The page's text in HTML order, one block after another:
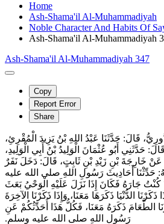
Home
Ash-Shama'il Al-Muhammadiyah
Noble Character And Habits Of
Ash-Shama'il Al-Muhammadiyah
Ash-Shama'il Al-Muhammadiyah 347
Copy
Report Error
Share
قَالَ‏:‏ حَدَّثَنَا عَبْدُ اللهِ بْنُ يَزِيدَ الْمُقْرِئِ،
حَدَّثَنِي أَبُو عُثْمَانَ الْوَلِيدُ بْنُ أَبِي الْوَلِيدِ،
خَارِجَةَ بْنِ زَيْدِ بْنِ ثَابِتٍ، قَالَ‏:‏ دَخَلَ نَفَرٌ
حَدِّثْنَا أَحَادِيثَ رَسُولِ اللهِ صلى الله عليه
كُنْتُ جَارَهُ فَكَانَ إِذَا نَزَلَ عَلَيْهِ الْوَحْيُ بَعَثَ
ذَكَرْنَا الدُّنْيَا ذَكَرَهَا مَعَنَا، وَإِذَا ذَكَرْنَا الآخِرَةَ
الطَّعَامَ ذَكَرَهُ مَعَنَا، فَكُلُّ هَذَا أُحَدِّثُكُمْ عَنِ
رَسُولِ اللهِ صلى الله عليه وسلم‏.‏